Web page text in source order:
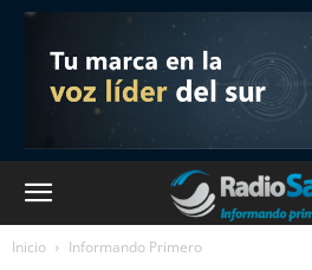
Inicio Informando Primero